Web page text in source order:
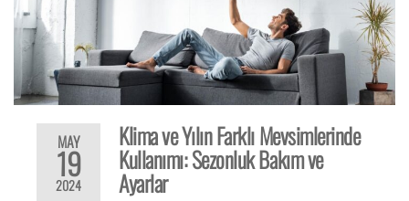
MAY
19
2024
Klima ve Yılın Farklı Mevsimlerinde
Kullanımı: Sezonluk Bakım ve
Ayarlar